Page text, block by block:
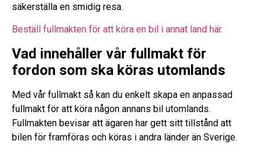
säkerställa en smidig resa.
Beställ fullmakten för att köra en bil i annat land här.
Vad innehåller vår fullmakt för
fordon som ska köras utomlands
Med vår fullmakt så kan du enkelt skapa en anpassad
fullmakt för att köra någon annans bil utomlands.
Fullmakten bevisar att ägaren har gett sitt tillstånd att
bilen för framföras och köras i andra länder än Sverige.